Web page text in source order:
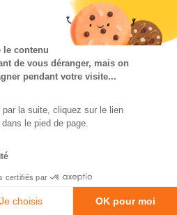
le contenu
de vous déranger, mais on
pendant votre visite...
la suite, cliquez sur le lien
le pied de page.
certifiés par
Je choisis OK pour moi
Jobs RSE
& Cookies